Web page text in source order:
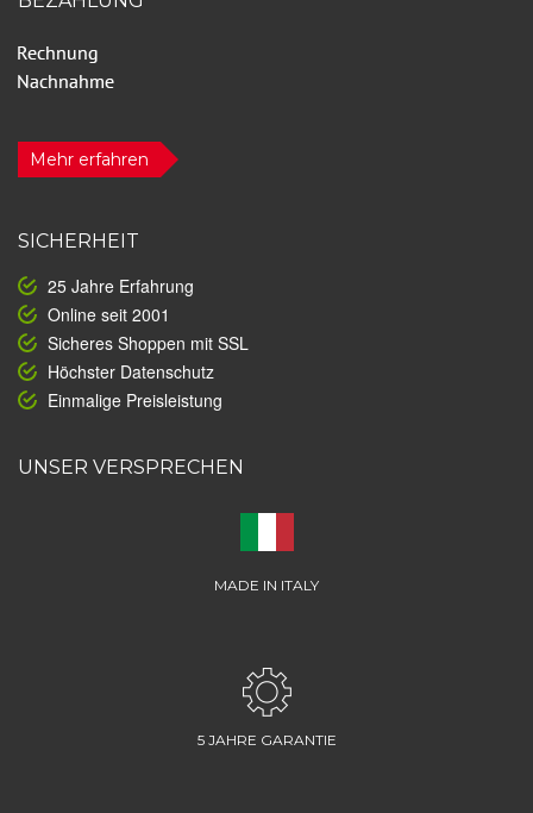
Mehr erfahren
SICHERHEIT
25 Jahre Erfahrung
Online seit 2001
Sicheres Shoppen mit SSL
Höchster Datenschutz
Einmalige Preisleistung
UNSER VERSPRECHEN
MADE IN ITALY
5 JAHRE GARANTIE